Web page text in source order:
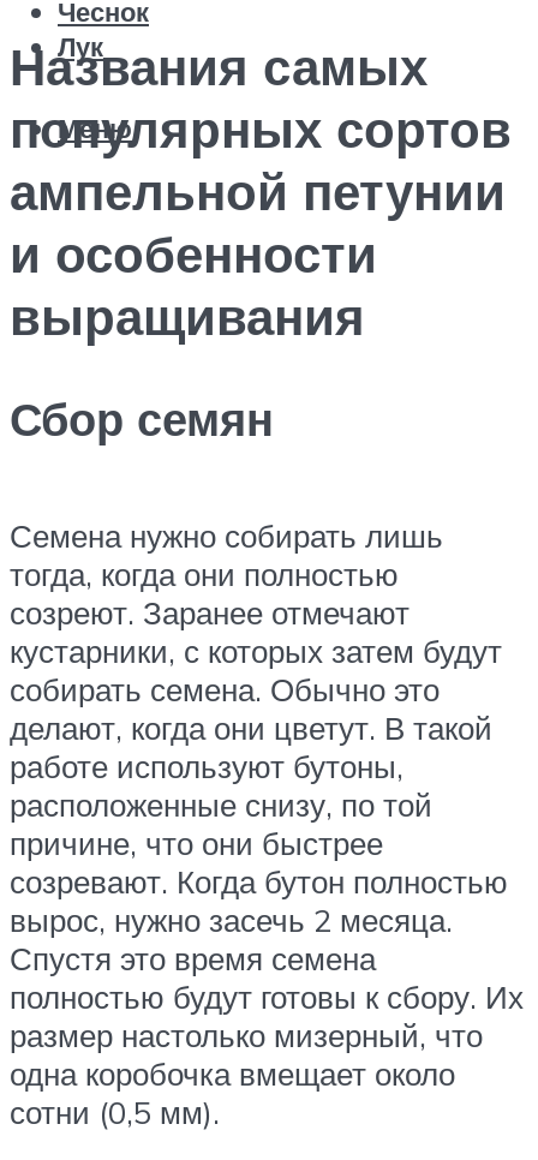
Чеснок
Лук
Меню
Названия самых
популярных сортов
ампельной петунии
и особенности
выращивания
Сбор семян
Семена нужно собирать лишь
тогда, когда они полностью
созреют. Заранее отмечают
кустарники, с которых затем будут
собирать семена. Обычно это
делают, когда они цветут. В такой
работе используют бутоны,
расположенные снизу, по той
причине, что они быстрее
созревают. Когда бутон полностью
вырос, нужно засечь 2 месяца.
Спустя это время семена
полностью будут готовы к сбору. Их
размер настолько мизерный, что
одна коробочка вмещает около
сотни (0,5 мм).